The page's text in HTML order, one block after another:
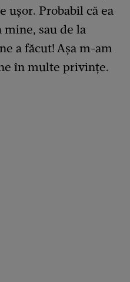
ușor. Probabil că ea
mine, sau de la
a făcut! Așa m-am
în multe privințe.